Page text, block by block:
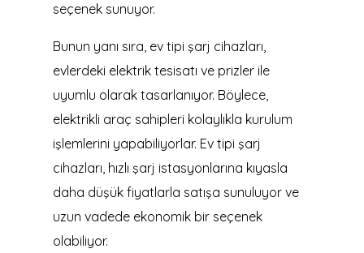
seçenek sunuyor.
Bunun yanı sıra, ev tipi şarj cihazları,
evlerdeki elektrik tesisatı ve prizler ile
uyumlu olarak tasarlanıyor. Böylece,
elektrikli araç sahipleri kolaylıkla kurulum
işlemlerini yapabiliyorlar. Ev tipi şarj
cihazları, hızlı şarj istasyonlarına kıyasla
daha düşük fiyatlarla satışa sunuluyor ve
uzun vadede ekonomik bir seçenek
olabiliyor.